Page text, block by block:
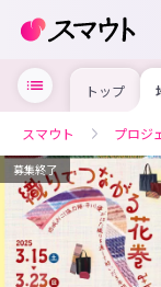
トップ
スマウト プロジ
募集終了